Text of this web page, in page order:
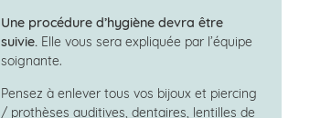
Une procédure d’hygiène devra être
suivie. Elle vous sera expliquée par l’équipe
soignante.
Pensez à enlever tous vos bijoux et piercing
/ prothèses auditives, dentaires, lentilles de